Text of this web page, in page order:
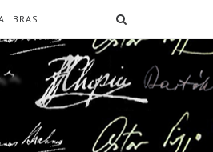
BRAS.